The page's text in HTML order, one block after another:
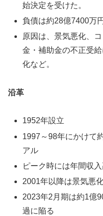
始決定を受けた。
負債は約28億7400万円
原因は、景気悪化、
金・補助金の不正受
化など。
沿革
1952年設立
1997～98年にかけて
アル
ピーク時には年間収
2001年以降は景気悪
2023年2月期は約1億
過に陥る